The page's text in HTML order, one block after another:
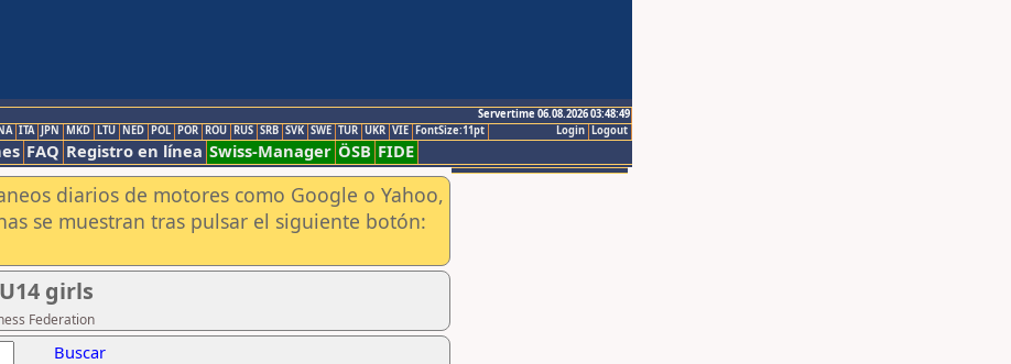
Servertime 06.08.2026 03:48:49
Logout
Login
ITA JPN MKD LTU NED POL POR ROU RUS SRB SVK SWE TUR UKR VIE FontSize:11pt
FAQ Registro en línea Swiss-Manager ÖSB FIDE
diarios de motores como Google o Yahoo,
se muestran tras pulsar el siguiente botón:
girls
Federation
Buscar